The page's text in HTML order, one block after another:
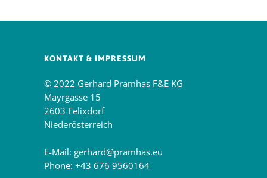
KONTAKT & IMPRESSUM
© 2022 Gerhard Pramhas F&E KG
Mayrgasse 15
2603 Felixdorf
Niederösterreich
E-Mail: gerhard@pramhas.eu
Phone: +43 676 9560164